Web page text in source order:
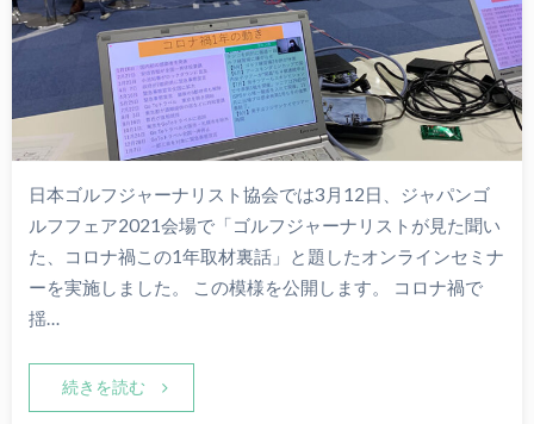
日本ゴルフジャーナリスト協会では3月12日、ジャパンゴ
ルフフェア2021会場で「ゴルフジャーナリストが見た聞い
た、コロナ禍この1年取材裏話」と題したオンラインセミナ
ーを実施しました。 この模様を公開します。 コロナ禍で
揺…
続きを読む